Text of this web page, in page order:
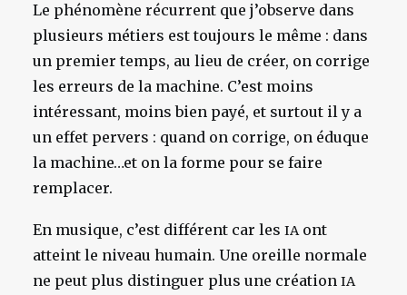
Le phénomène récurrent que j’observe dans
plusieurs métiers est toujours le même : dans
un premier temps, au lieu de créer, on corrige
les erreurs de la machine. C’est moins
intéressant, moins bien payé, et surtout il y a
un effet pervers : quand on corrige, on éduque
la machine…et on la forme pour se faire
remplacer.
En musique, c’est différent car les IAont
atteint le niveau humain. Une oreille normale
ne peut plus distinguer plus une création IA